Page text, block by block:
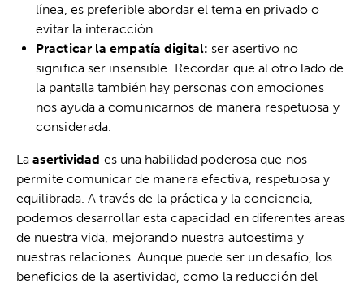
línea, es preferible abordar el tema en privado o
evitar la interacción.
Practicar la empatía digital: ser asertivo no
significa ser insensible. Recordar que al otro lado de
la pantalla también hay personas con emociones
nos ayuda a comunicarnos de manera respetuosa y
considerada.
Laasertividad es una habilidad poderosa que nos
permite comunicar de manera efectiva, respetuosa y
equilibrada. A través de la práctica y la conciencia,
podemos desarrollar esta capacidad en diferentes áreas
de nuestra vida, mejorando nuestra autoestima y
nuestras relaciones. Aunque puede ser un desafío, los
beneficios de la asertividad, como la reducción del